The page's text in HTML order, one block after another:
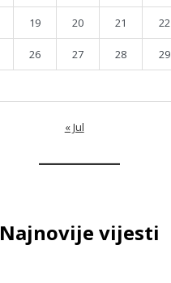
19 20 21 22
26 27 28 29
« Jul
Najnovije vijesti